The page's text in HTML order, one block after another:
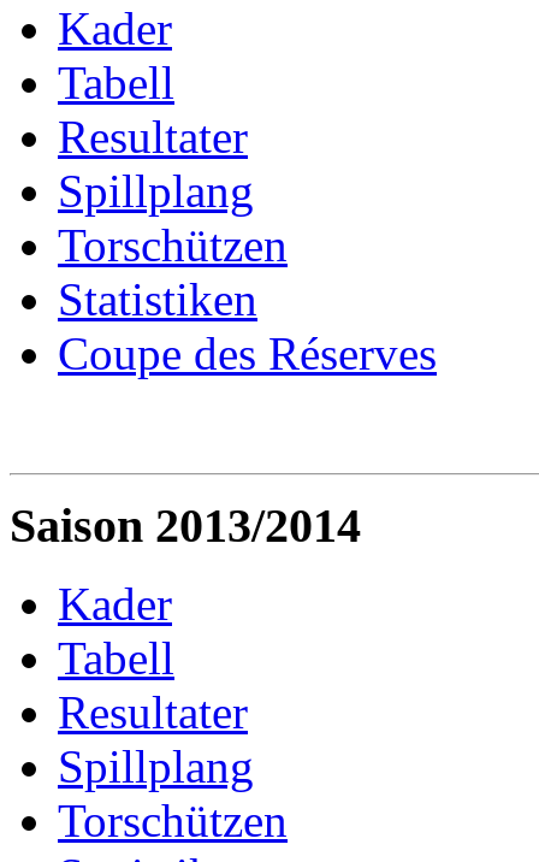
Kader
Tabell
Resultater
Spillplang
Torschützen
Statistiken
Coupe des Réserves
Saison 2013/2014
Kader
Tabell
Resultater
Spillplang
Torschützen